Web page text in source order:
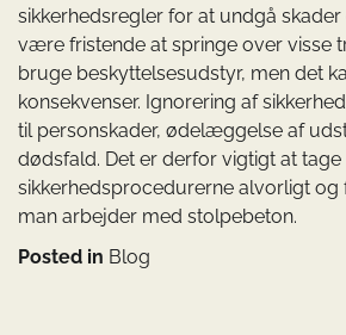
sikkerhedsregler for at undgå skader
være fristende at springe over visse
bruge beskyttelsesudstyr, men det
konsekvenser. Ignorering af
til personskader, ødelæggelse af
dødsfald. Det er derfor vigtigt at tage
sikkerhedsprocedurerne alvorligt og
man arbejder med stolpebeton.
Posted in Blog